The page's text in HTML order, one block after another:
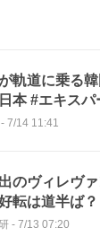
軌道に乗る
本 #エキスパ
- 7/14 11:41
のヴィレヴ
転は道半ば
筋縄にはいか
- 7/13 07:20